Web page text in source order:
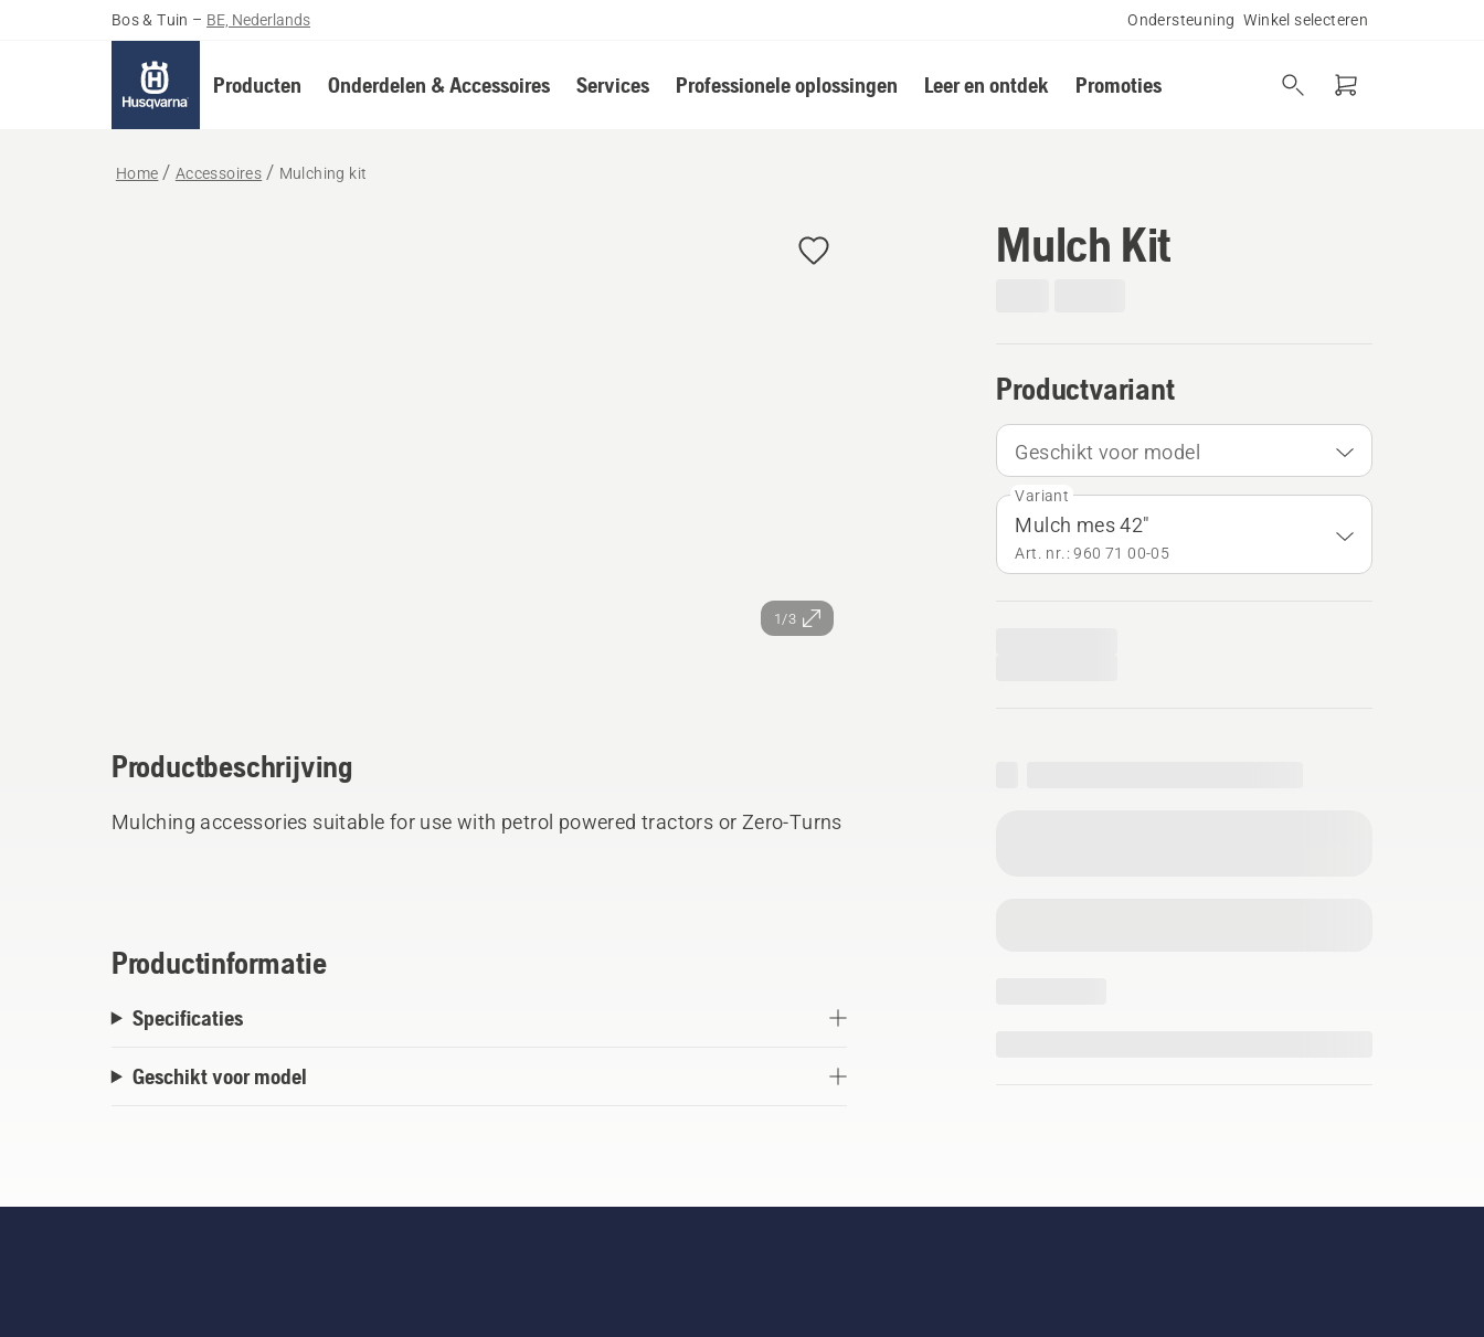
Bos & Tuin – BE, Nederlands Ondersteuning Winkel selecteren
Producten Onderdelen & Accessoires Services Professionele oplossingen Leer en ontdek Promoties
Home Accessoires Mulching kit
1/3
Mulch Kit
Productvariant
Geschikt voor model
Variant
Mulch mes 42"
Art. nr.: 960 71 00‑05
Productbeschrijving
Mulching accessories suitable for use with petrol powered tractors or Zero-Turns
Productinformatie
Specificaties
Geschikt voor model